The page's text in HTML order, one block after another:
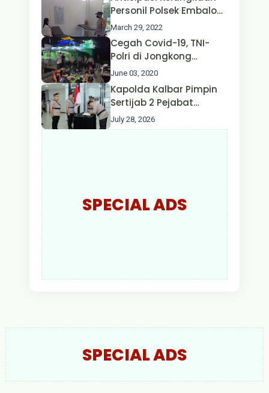
Nusa II Polda Kalbar*
Personil Polsek Embaloh
Hulu Gencar Lakukan
Pengecekan Oksigen
March 29, 2022
Cegah Covid-19, TNI-
Polri di Jongkong
Himbau Masyarakat
Jangan Kumpul Hinga
Larut Malam.
June 03, 2020
Kapolda Kalbar Pimpin
Sertijab 2 Pejabat
Utama dan 7 Kapolres,
AKBP Wisnu Perdana
July 28, 2026
SPECIAL ADS
SPECIAL ADS